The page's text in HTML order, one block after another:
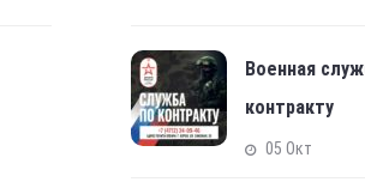
Военная
контракту
05 Окт